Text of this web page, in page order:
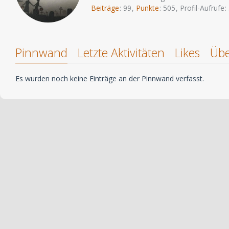
Beiträge 99 Punkte 505 Profil-Aufrufe
Pinnwand Letzte Aktivitäten Likes
Es wurden noch keine Einträge an der Pinnwand verfasst.